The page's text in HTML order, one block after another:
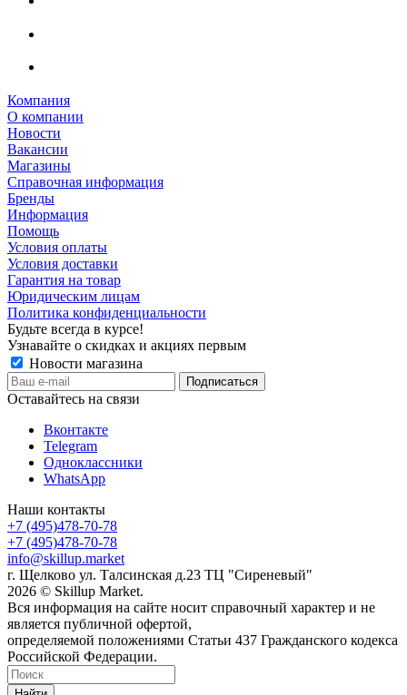
Компания
О компании
Новости
Вакансии
Магазины
Справочная информация
Бренды
Информация
Помощь
Условия оплаты
Условия доставки
Гарантия на товар
Юридическим лицам
Политика конфиденциальности
Будьте всегда в курсе!
Узнавайте о скидках и акциях первым
Новости магазина
Оставайтесь на связи
Вконтакте
Telegram
Одноклассники
WhatsApp
Наши контакты
+7 (495)478-70-78
+7 (495)478-70-78
info@skillup.market
г. Щелково ул. Талсинская д.23 ТЦ "Сиреневый"
2026 © Skillup Market.
Вся информация на сайте носит справочный характер и не
является публичной офертой,
определяемой положениями Статьи 437 Гражданского кодекса
Российской Федерации.